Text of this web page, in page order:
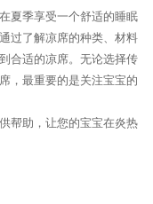
夏季享受一个舒适的睡眠
过了解凉席的种类、材料
合适的凉席。无论选择传
，最重要的是关注宝宝的
帮助，让您的宝宝在炎热